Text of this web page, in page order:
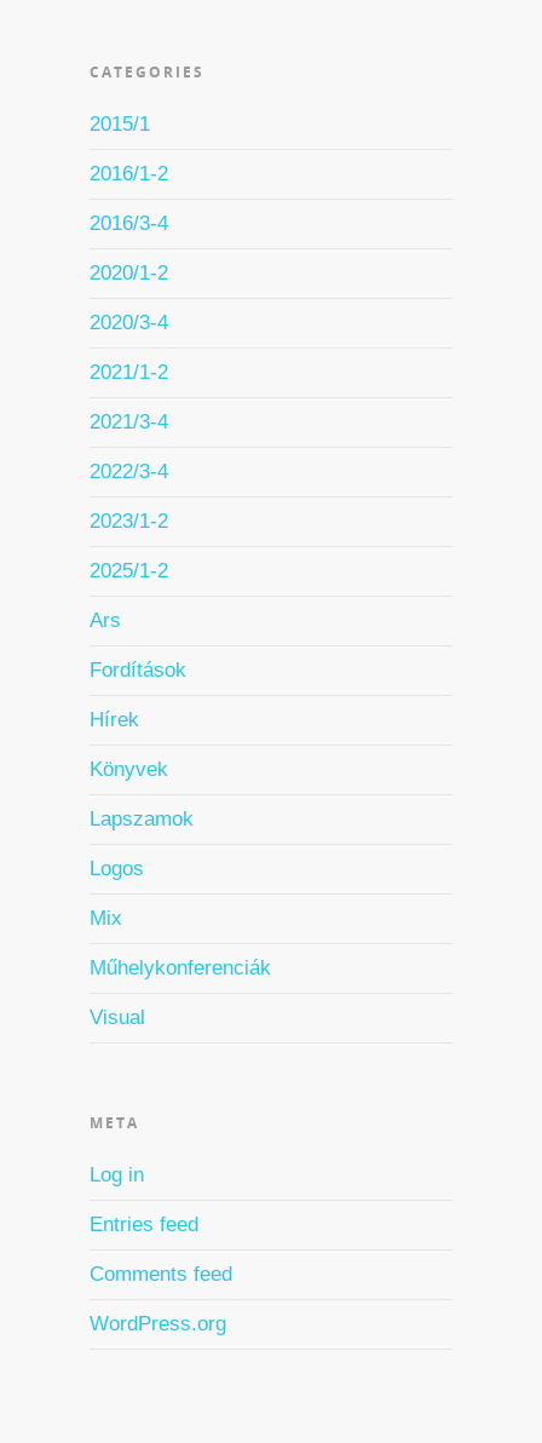
CATEGORIES
2015/1
2016/1-2
2016/3-4
2020/1-2
2020/3-4
2021/1-2
2021/3-4
2022/3-4
2023/1-2
2025/1-2
Ars
Fordítások
Hírek
Könyvek
Lapszamok
Logos
Mix
Műhelykonferenciák
Visual
META
Log in
Entries feed
Comments feed
WordPress.org